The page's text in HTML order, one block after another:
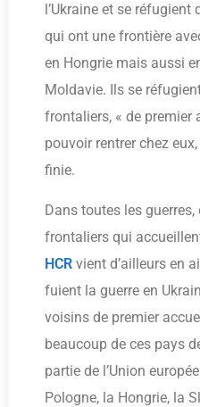
l’Ukraine et se réfugient
qui ont une frontière
en Hongrie mais aussi
Moldavie. Ils se
frontaliers, « de premier
pouvoir rentrer chez
finie.
Dans toutes les
frontaliers qui
HCR vient d’ailleurs en
fuient la guerre en
voisins de premier
beaucoup de ces pays
partie de l’Union
Pologne, la Hongrie, la